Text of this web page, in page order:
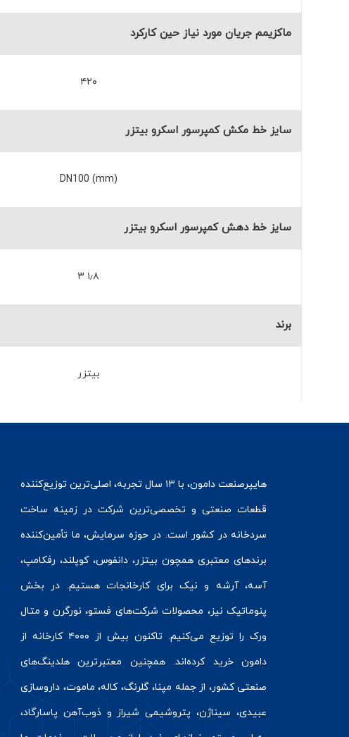
ماکزیمم جریان مورد نیاز حین کارکرد
۴۲۰
سایز خط مکش کمپرسور اسکرو بیتزر
DN100 (mm)
سایز خط دهش کمپرسور اسکرو بیتزر
۱٫۸ ۳
برند
بیتزر
هایپرصنعت
دامون، با ۱۳ سال تجربه، اصلی‌ترین توزیع‌کننده
قطعات صنعتی و تخصصی‌ترین شرکت در زمینه ساخت
سردخانه در کشور است. در حوزه سرمایش، ما تأمین‌کننده
برندهای معتبری همچون بیتزر، دانفوس،کوپلند، رفکامپ،
آسه، آرشه و نیک برای کارخانجات هستیم. در بخش
پنوماتیکنیز، محصولات شرکت‌های فستو، نورگرن و متال
ورک
را توزیع می‌کنیم. تاکنون بیش از ۴۰۰۰ کارخانه از
دامون خرید کرده‌اند. همچنین معتبرترین هلدینگ‌های
صنعتی کشور، از جمله مپنا، گلرنگ، کاله، ماموت، داروسازی
عبیدی، سیناژن، پتروشیمی شیراز و ذوب‌آهن پاسارگاد،